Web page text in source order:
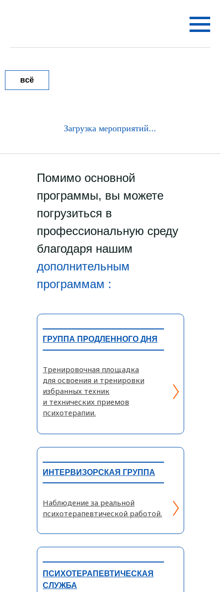
всё
Загрузка мероприятий...
Помимо основной
программы, вы можете
погрузиться в
профессиональную среду
благодаря нашим
дополнительным
программам :
ГРУППА ПРОДЛЕННОГО ДНЯ
Тренировочная площадка
для освоения и тренировки
избранных техник
и технических приемов
психотерапии.
ИНТЕРВИЗОРСКАЯ ГРУППА
ПСИХОТЕРАПЕВТИЧЕСКАЯ
СЛУЖБА
Наблюдение за реальной
психотерапевтической работой.